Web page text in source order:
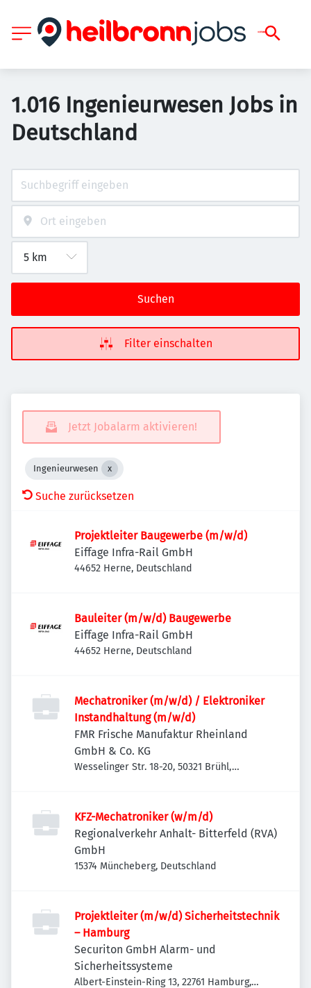
1.016 Ingenieurwesen Jobs in
Deutschland
Suchen
Filter einschalten
Jetzt Jobalarm aktivieren!
Ingenieurwesen
Suche zurücksetzen
Projektleiter Baugewerbe (m/w/d)
Eiffage Infra-Rail GmbH
44652 Herne, Deutschland
Bauleiter (m/w/d) Baugewerbe
Eiffage Infra-Rail GmbH
44652 Herne, Deutschland
Mechatroniker (m/w/d) / Elektroniker
Instandhaltung (m/w/d)
FMR Frische Manufaktur Rheinland
GmbH & Co. KG
Wesselinger Str. 18-20, 50321 Brühl,
KFZ-Mechatroniker (w/m/d)
Regionalverkehr Anhalt- Bitterfeld (RVA)
GmbH
15374 Müncheberg, Deutschland
Projektleiter (m/w/d) Sicherheitstechnik
– Hamburg
Securiton GmbH Alarm- und
Sicherheitssysteme
Albert-Einstein-Ring 13, 22761 Hamburg,